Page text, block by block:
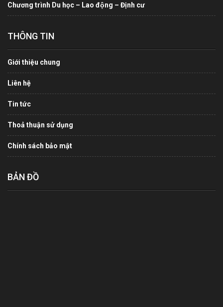
Chương trình Du học – Lao động – Định cư
THÔNG TIN
Giới thiệu chung
Liên hệ
Tin tức
Thoả thuận sử dụng
Chính sách bảo mật
BẢN ĐỒ